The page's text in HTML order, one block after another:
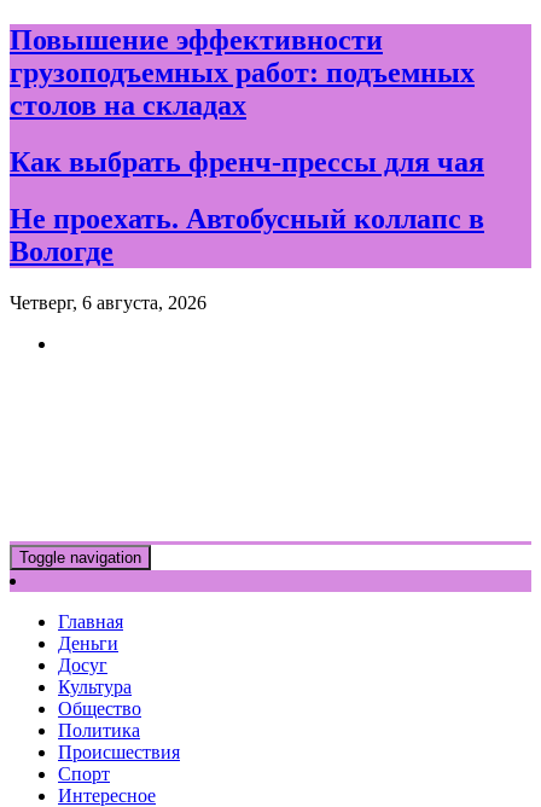
Skip
to
content
Повышение эффективности
грузоподъемных работ: подъемных
столов на складах
Как выбрать френч-прессы для чая
Не проехать. Автобусный коллапс в
Вологде
Четверг, 6 августа, 2026
Toggle navigation
Главная
Деньги
Досуг
Культура
Общество
Политика
Происшествия
Спорт
Интересное